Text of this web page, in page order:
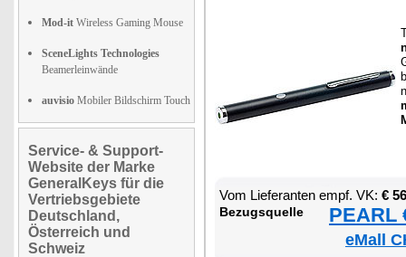
Mod-it Wireless Gaming Mouse
SceneLights Technologies
Beamerleinwände
auvisio Mobiler Bildschirm Touch
Service- & Support-
Website der Marke
GeneralKeys für die
Vertriebsgebiete
Deutschland,
Österreich und
Schweiz
Vom Lie­fe­ran­ten empf. VK: €
Be­zugs­quel­le PEARL
eMall